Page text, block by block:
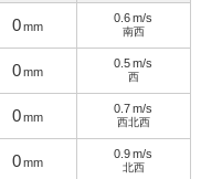
0 mm
0.6 m/s
南西
0 mm
0.5 m/s
西
0 mm
0.7 m/s
西北西
0 mm
0.9 m/s
北西